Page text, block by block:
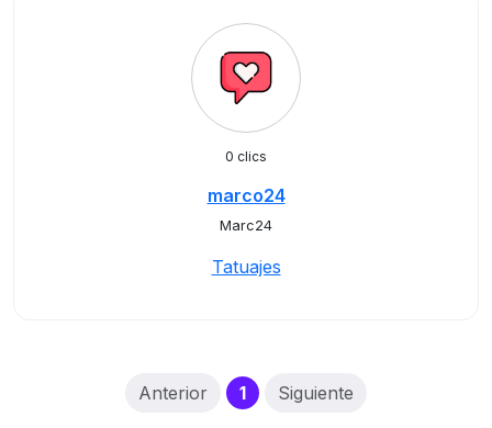
0 clics
marco24
Marc24
Tatuajes
Anterior 1(current)
Siguiente